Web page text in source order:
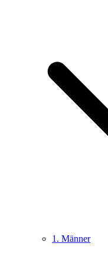
1. Männer